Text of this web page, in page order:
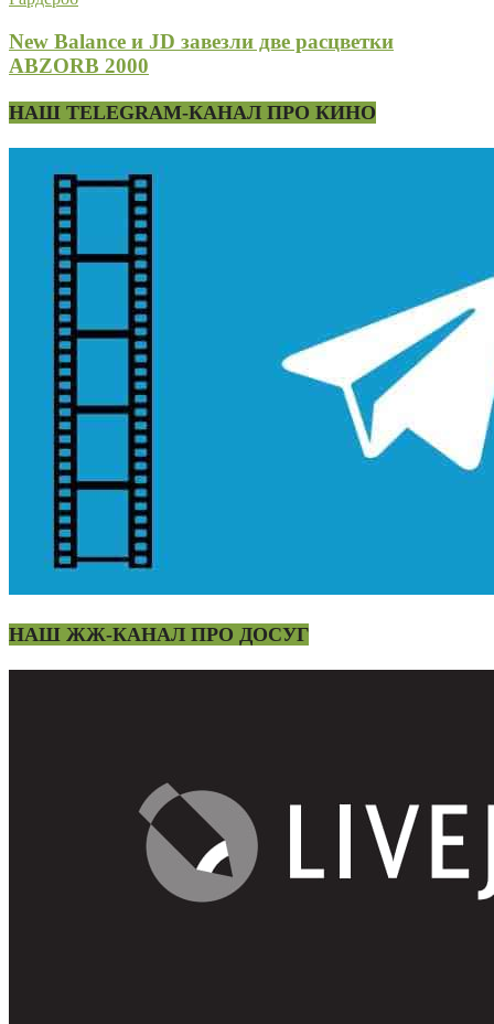
New Balance и JD завезли две расцветки
ABZORB 2000
НАШ TELEGRAM-КАНАЛ ПРО КИНО
НАШ ЖЖ-КАНАЛ ПРО ДОСУГ